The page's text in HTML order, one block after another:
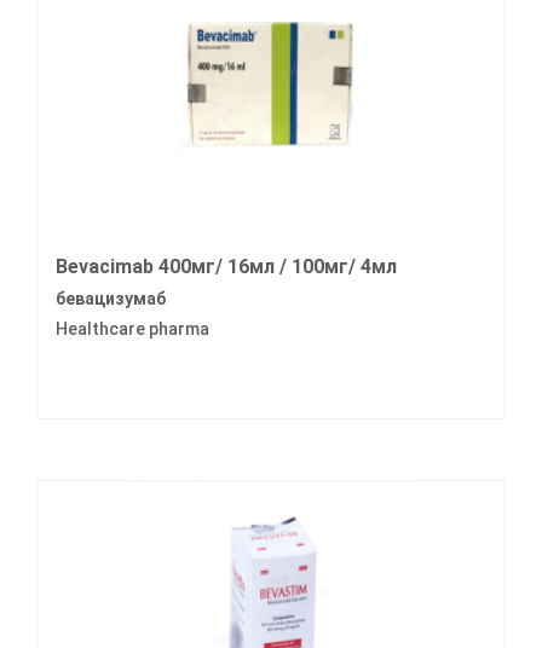
Bevacimab 400мг/ 16мл / 100мг/ 4мл
бевацизумаб
Healthcare pharma